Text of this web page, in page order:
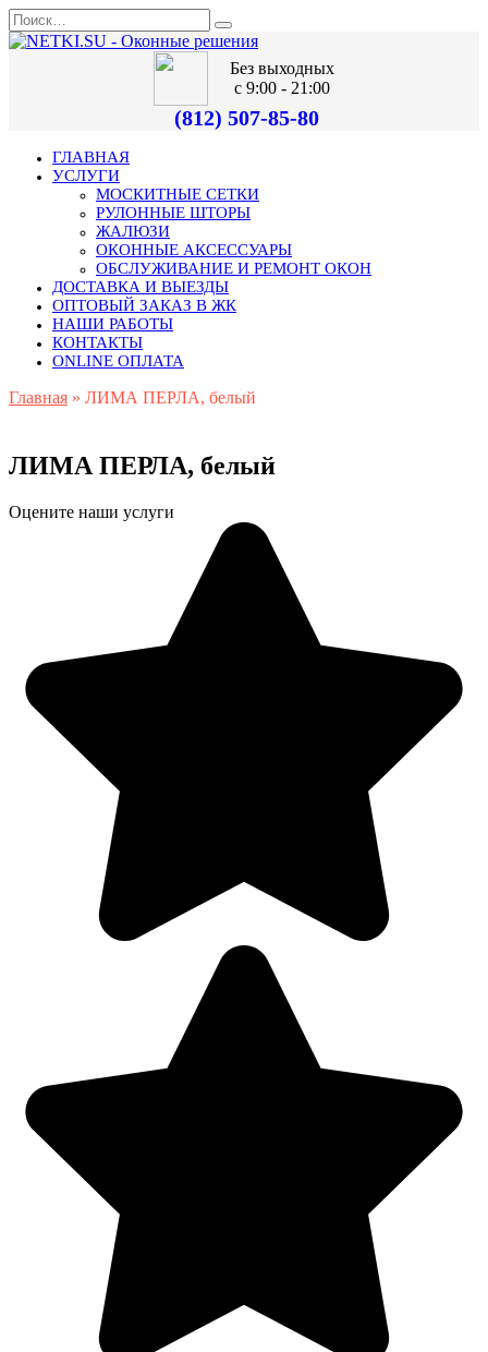
Без выходных
с 9:00 - 21:00
(812) 507-85-80
ГЛАВНАЯ
УСЛУГИ
МОСКИТНЫЕ СЕТКИ
РУЛОННЫЕ ШТОРЫ
ЖАЛЮЗИ
ОКОННЫЕ АКСЕССУАРЫ
ОБСЛУЖИВАНИЕ И РЕМОНТ ОКОН
ДОСТАВКА И ВЫЕЗДЫ
ОПТОВЫЙ ЗАКАЗ В ЖК
НАШИ РАБОТЫ
КОНТАКТЫ
ONLINE ОПЛАТА
Главная » ЛИМА ПЕРЛА, белый
ЛИМА ПЕРЛА, белый
Оцените наши услуги